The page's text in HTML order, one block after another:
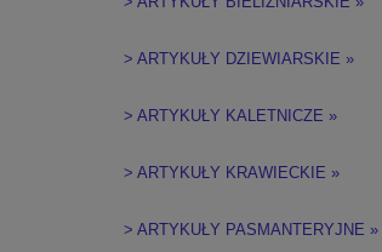
> ARTYKUŁY DZIEWIARSKIE »
> ARTYKUŁY KALETNICZE »
> ARTYKUŁY KRAWIECKIE »
> ARTYKUŁY PASMANTERYJNE »